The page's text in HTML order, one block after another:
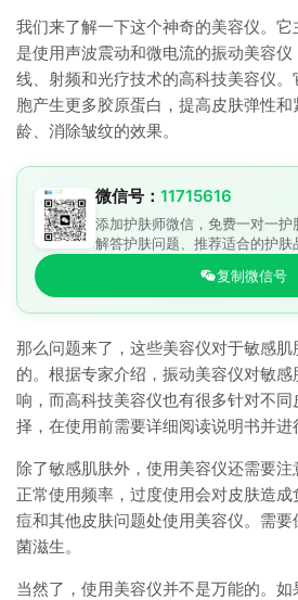
我们来了解一下这个神奇的美容仪。
是使用声波震动和微电流的振动美容
线、射频和光疗技术的高科技美容仪。
胞产生更多胶原蛋白，提高皮肤弹性
龄、消除皱纹的效果。
微信号： 11715616
添加护肤师微信，免费一对一护
解答护肤问题、推荐适合的护肤
复制微信号
那么问题来了，这些美容仪对于敏感肌
的。根据专家介绍，振动美容仪对敏
响，而高科技美容仪也有很多针对不
择，在使用前需要详细阅读说明书并进
除了敏感肌肤外，使用美容仪还需要
正常使用频率，过度使用会对皮肤造
痘和其他皮肤问题处使用美容仪。需要
菌滋生。
当然了，使用美容仪并不是万能的。如